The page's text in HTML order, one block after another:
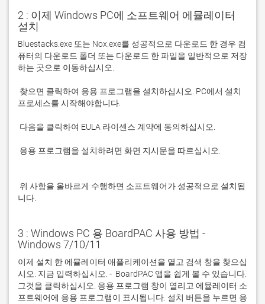
2 : 이제 Windows PC에 소프트웨어 에뮬레이터
설치
Bluestacks.exe 또는 Nox.exe를 성공적으로 다운로드 한 경우 컴
퓨터의 다운로드 폴더 또는 다운로드 한 파일을 일반적으로 저장
니다.
3 : Windows PC 용 BoardPAC 사용 방법 -
Windows 7/10/11
이제 설치 한 에뮬레이터 애플리케이션을 열고 검색 창을 찾으십
시오. 지금 입력하십시오. -  BoardPAC 앱을 쉽게 볼 수 있습니다.
그것을 클릭하십시오. 응용 프로그램 창이 열리고 에뮬레이터 소
프트웨어에 응용 프로그램이 표시됩니다. 설치 버튼을 누르면 응